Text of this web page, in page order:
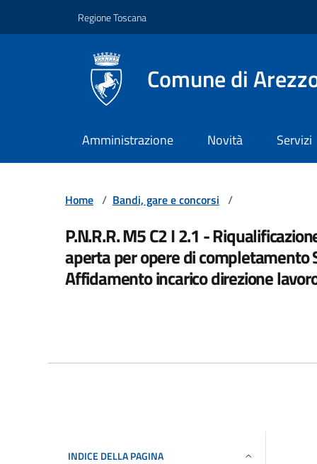
Regione Toscana
Comune di
Amministrazione Novità Servizi
Home / Bandi, gare e concorsi /
P.N.R.R. M5 C2 I 2.1 -
aperta per opere di completamento
Affidamento incarico direzione
INDICE DELLA PAGINA